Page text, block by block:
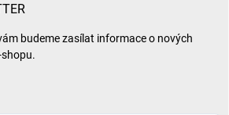
budeme zasílat informace o nových